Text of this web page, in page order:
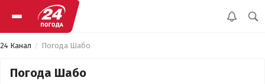
24 Канал Погода Шабо
Погода Шабо